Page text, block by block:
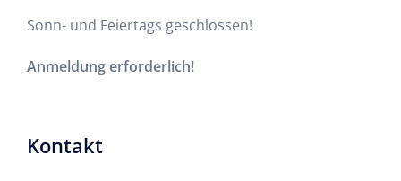
Sonn- und Feiertags geschlossen!
Anmeldung erforderlich!
Kontakt